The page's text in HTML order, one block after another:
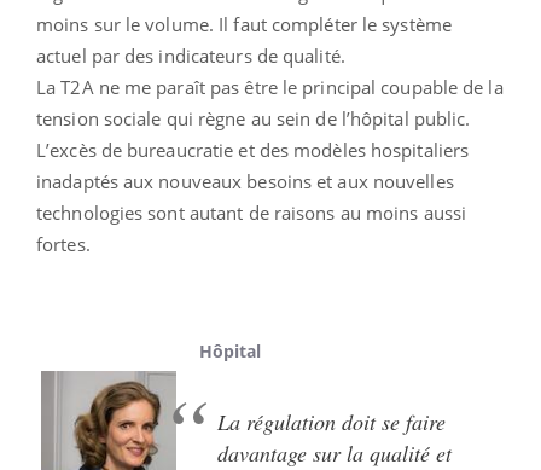
moins sur le volume. Il faut compléter le système
actuel par des indicateurs de qualité.
La T2A ne me paraît pas être le principal coupable de la
tension sociale qui règne au sein de l’hôpital public.
L’excès de bureaucratie et des modèles hospitaliers
inadaptés aux nouveaux besoins et aux nouvelles
technologies sont autant de raisons au moins aussi
fortes.
Hôpital
La régulation doit se faire
davantage sur la qualité et